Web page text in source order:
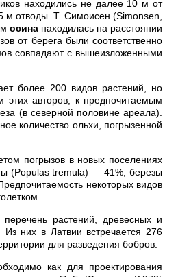
находились не далее 10 м от
м отводы. Т. Симоисен (Simonsen,
осинанаходилась на расстоянии
от берега были соответственно
совпадают с вышеизложенными
более 200 видов растений, но
авторов, к предпочитаемым
(в северной половине ареала).
количество ольхи, погрызенной
погрызов в новых поселениях
(Populas tremula) — 41%, березы
некоторых видов
растений, древесных и
них в Латвии встречается 276
для разведения бобров.
как для проектирования